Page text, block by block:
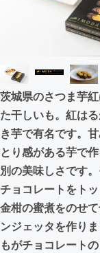
映像・
ビジ
まちづ
CAMPFIRE
茨城県のさつま芋
た干しいも。紅は
き芋で有名です。
とり感がある芋で
別の美味しさです
チョコレートをト
金柑の蜜煮をのせ
ンジェッタを作り
もがチョコレート